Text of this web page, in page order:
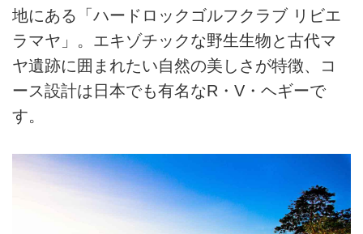
地にある「ハードロックゴルフクラブ リビエ
ラマヤ」。エキゾチックな野生生物と古代マ
ヤ遺跡に囲まれたい自然の美しさが特徴、コ
ース設計は日本でも有名なR・V・ヘギーで
す。